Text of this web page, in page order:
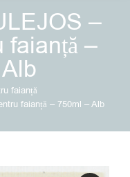
–
faianță –
faianță
faianță – 750ml – Alb